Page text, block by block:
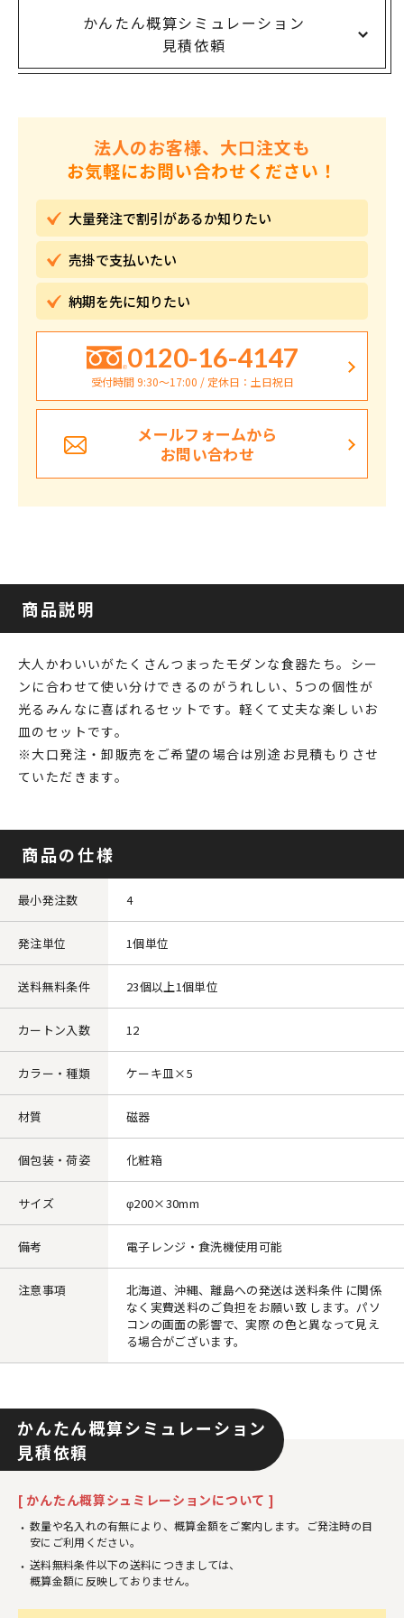
かんたん概算シミュレーション
見積依頼
法人のお客様、大口注文も
お気軽にお問い合わせください！
大量発注で割引があるか知りたい
売掛で支払いたい
納期を先に知りたい
0120-16-4147
受付時間 9:30〜17:00 / 定休日：土日祝日
メールフォームから
お問い合わせ
商品説明
大人かわいいがたくさんつまったモダンな食器たち。シー
ンに合わせて使い分けできるのがうれしい、5つの個性が
光るみんなに喜ばれるセットです。軽くて丈夫な楽しいお
皿のセットです。
※大口発注・卸販売をご希望の場合は別途お見積もりさせ
ていただきます。
商品の仕様
最小発注数 4
発注単位 1個単位
送料無料条件 23個以上1個単位
カートン入数 12
カラー・種類 ケーキ皿×5
材質 磁器
個包装・荷姿 化粧箱
サイズ φ200×30mm
備考 電子レンジ・食洗機使用可能
注意事項
北海道、沖縄、離島への発送は送料条件 に関係
なく実費送料のご負担をお願い致 します。パソ
コンの画面の影響で、実際 の色と異なって見え
る場合がございます。
かんたん概算シミュレーション
見積依頼
[ かんたん概算シュミレーションについて ]
数量や名入れの有無により、概算金額をご案内します。ご発注時の目
安にご利用ください。
送料無料条件以下の送料につきましては、
概算金額に反映しておりません。